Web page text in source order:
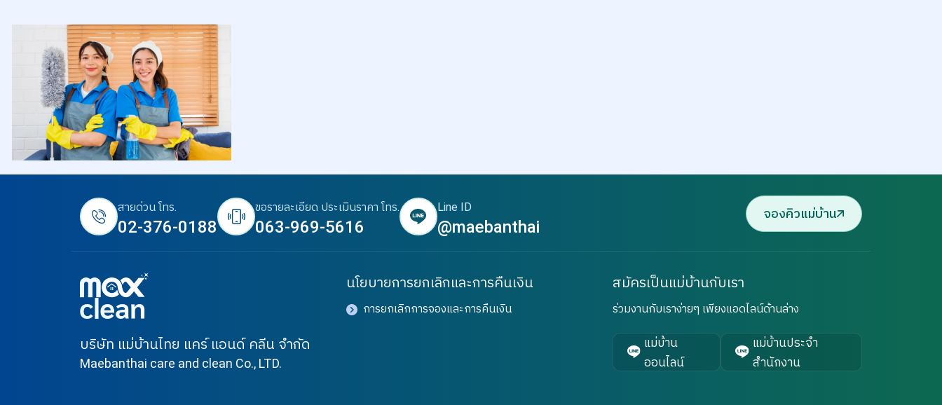
สายด่วน โทร.
02-376-0188
ขอรายละเอียด ประเมินราคา โทร.
063-969-5616
Line ID
@maebanthai
จองคิวแม่บ้าน
บริษัท แม่บ้านไทย แคร์ แอนด์ คลีน จำกัด
Maebanthai care and clean Co., LTD.
นโยบายการยกเลิกและการคืนเงิน
การยกเลิกการจองและการคืนเงิน
สมัครเป็นแม่บ้านกับเรา
ร่วมงานกับเราง่ายๆ เพียงแอดไลน์ด้านล่าง
แม่บ้าน
ออนไลน์
แม่บ้านประจำ
สำนักงาน